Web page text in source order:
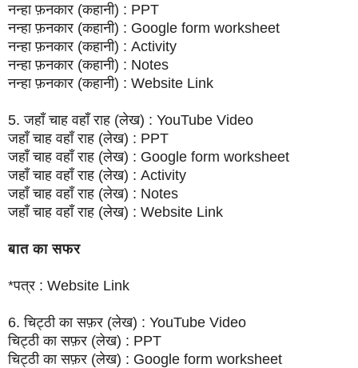
नन्हा फ़नकार (कहानी) : PPT
नन्हा फ़नकार (कहानी) : Google form worksheet
नन्हा फ़नकार (कहानी) : Activity
नन्हा फ़नकार (कहानी) : Notes
नन्हा फ़नकार (कहानी) : Website Link
5. जहाँ चाह वहाँ राह (लेख) : YouTube Video
जहाँ चाह वहाँ राह (लेख) : PPT
जहाँ चाह वहाँ राह (लेख) : Google form worksheet
जहाँ चाह वहाँ राह (लेख) : Activity
जहाँ चाह वहाँ राह (लेख) : Notes
जहाँ चाह वहाँ राह (लेख) : Website Link
बात का सफर
*पत्र : Website Link
6. चिट्ठी का सफ़र (लेख) : YouTube Video
चिट्ठी का सफ़र (लेख) : PPT
चिट्ठी का सफ़र (लेख) : Google form worksheet